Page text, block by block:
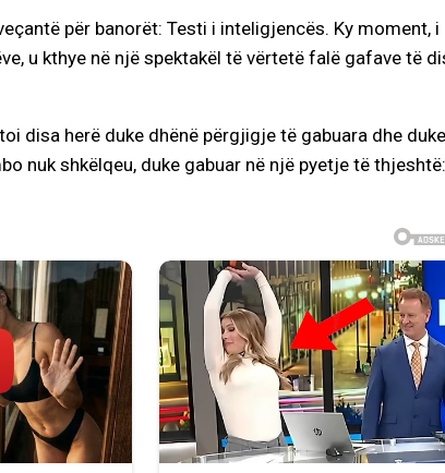
për banorët: Testi i inteligjencës. Ky moment, i
u kthye në një spektakël të vërtetë falë gafave të
disa herë duke dhënë përgjigje të gabuara dhe duke
nuk shkëlqeu, duke gabuar në një pyetje të thjeshtë: